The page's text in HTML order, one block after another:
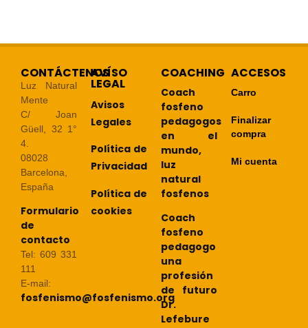
CONTÁCTENOS
Luz Natural
Mente
C/ Joan
Güell, 32 1°
4.
08028
Barcelona,
España
Formulario
de
contacto
Tel: 609 331
111
E-mail:
fosfenismo@fosfenismo.org
AVÍSO
LEGAL
Avisos
Legales
Política de
Privacidad
Política de
cookies
COACHING
Coach
fosfeno
pedagogos
en el
mundo,
luz
natural
fosfenos
Coach
fosfeno
pedagogo
una
profesión
de futuro
Dr.
Lefebure
ACCESOS
Carro
Finalizar
compra
Mi cuenta